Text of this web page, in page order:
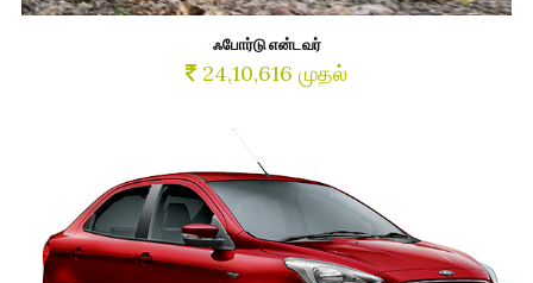
ஃபோர்டு என்டவர்
24,10,616 முதல்